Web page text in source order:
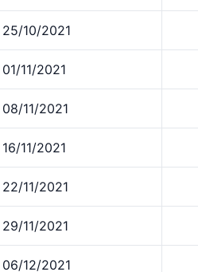
25/10/2021
01/11/2021
08/11/2021
16/11/2021
22/11/2021
29/11/2021
06/12/2021